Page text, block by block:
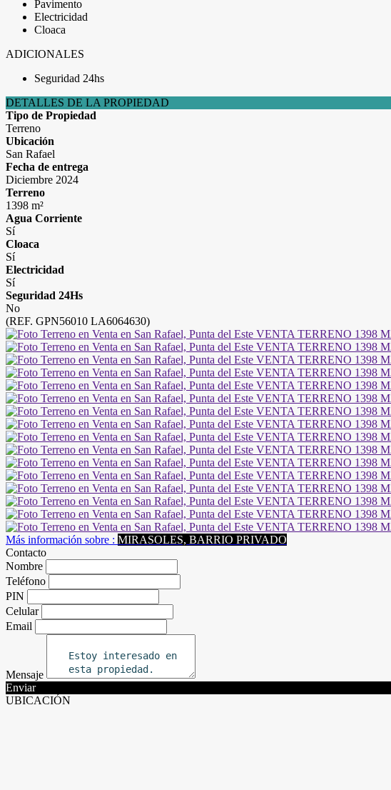
Pavimento
Electricidad
Cloaca
ADICIONALES
Seguridad 24hs
DETALLES DE LA PROPIEDAD
Tipo de Propiedad
Terreno
Ubicación
San Rafael
Fecha de entrega
Diciembre 2024
Terreno
1398 m²
Agua Corriente
Sí
Cloaca
Sí
Electricidad
Sí
Seguridad 24Hs
No
(REF. GPN56010 LA6064630)
Más información sobre : MIRASOLES, BARRIO PRIVADO
Contacto
Nombre
Teléfono
PIN
Celular
Email
Mensaje
Enviar
UBICACIÓN